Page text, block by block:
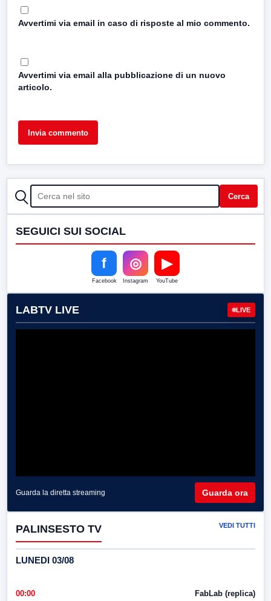
Avvertimi via email in caso di risposte al mio commento.
Avvertimi via email alla pubblicazione di un nuovo
articolo.
CERCA Cerca
SEGUICI SUI SOCIAL
f
Facebook
◎
Instagram
▶
YouTube
LABTV LIVE LIVE
Guarda la diretta streaming Guarda ora
PALINSESTO TV VEDI TUTTI
LUNEDI 03/08
00:00 FabLab (replica)